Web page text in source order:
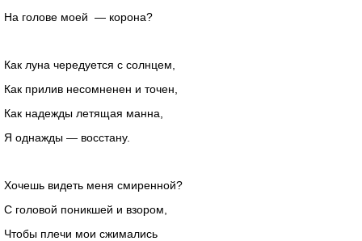
На голове моей — корона?
Как луна чередуется с солнцем,
Как прилив несомненен и точен,
Как надежды летящая манна,
Я однажды — восстану.
Хочешь видеть меня смиренной?
С головой поникшей и взором,
Чтобы плечи мои сжимались